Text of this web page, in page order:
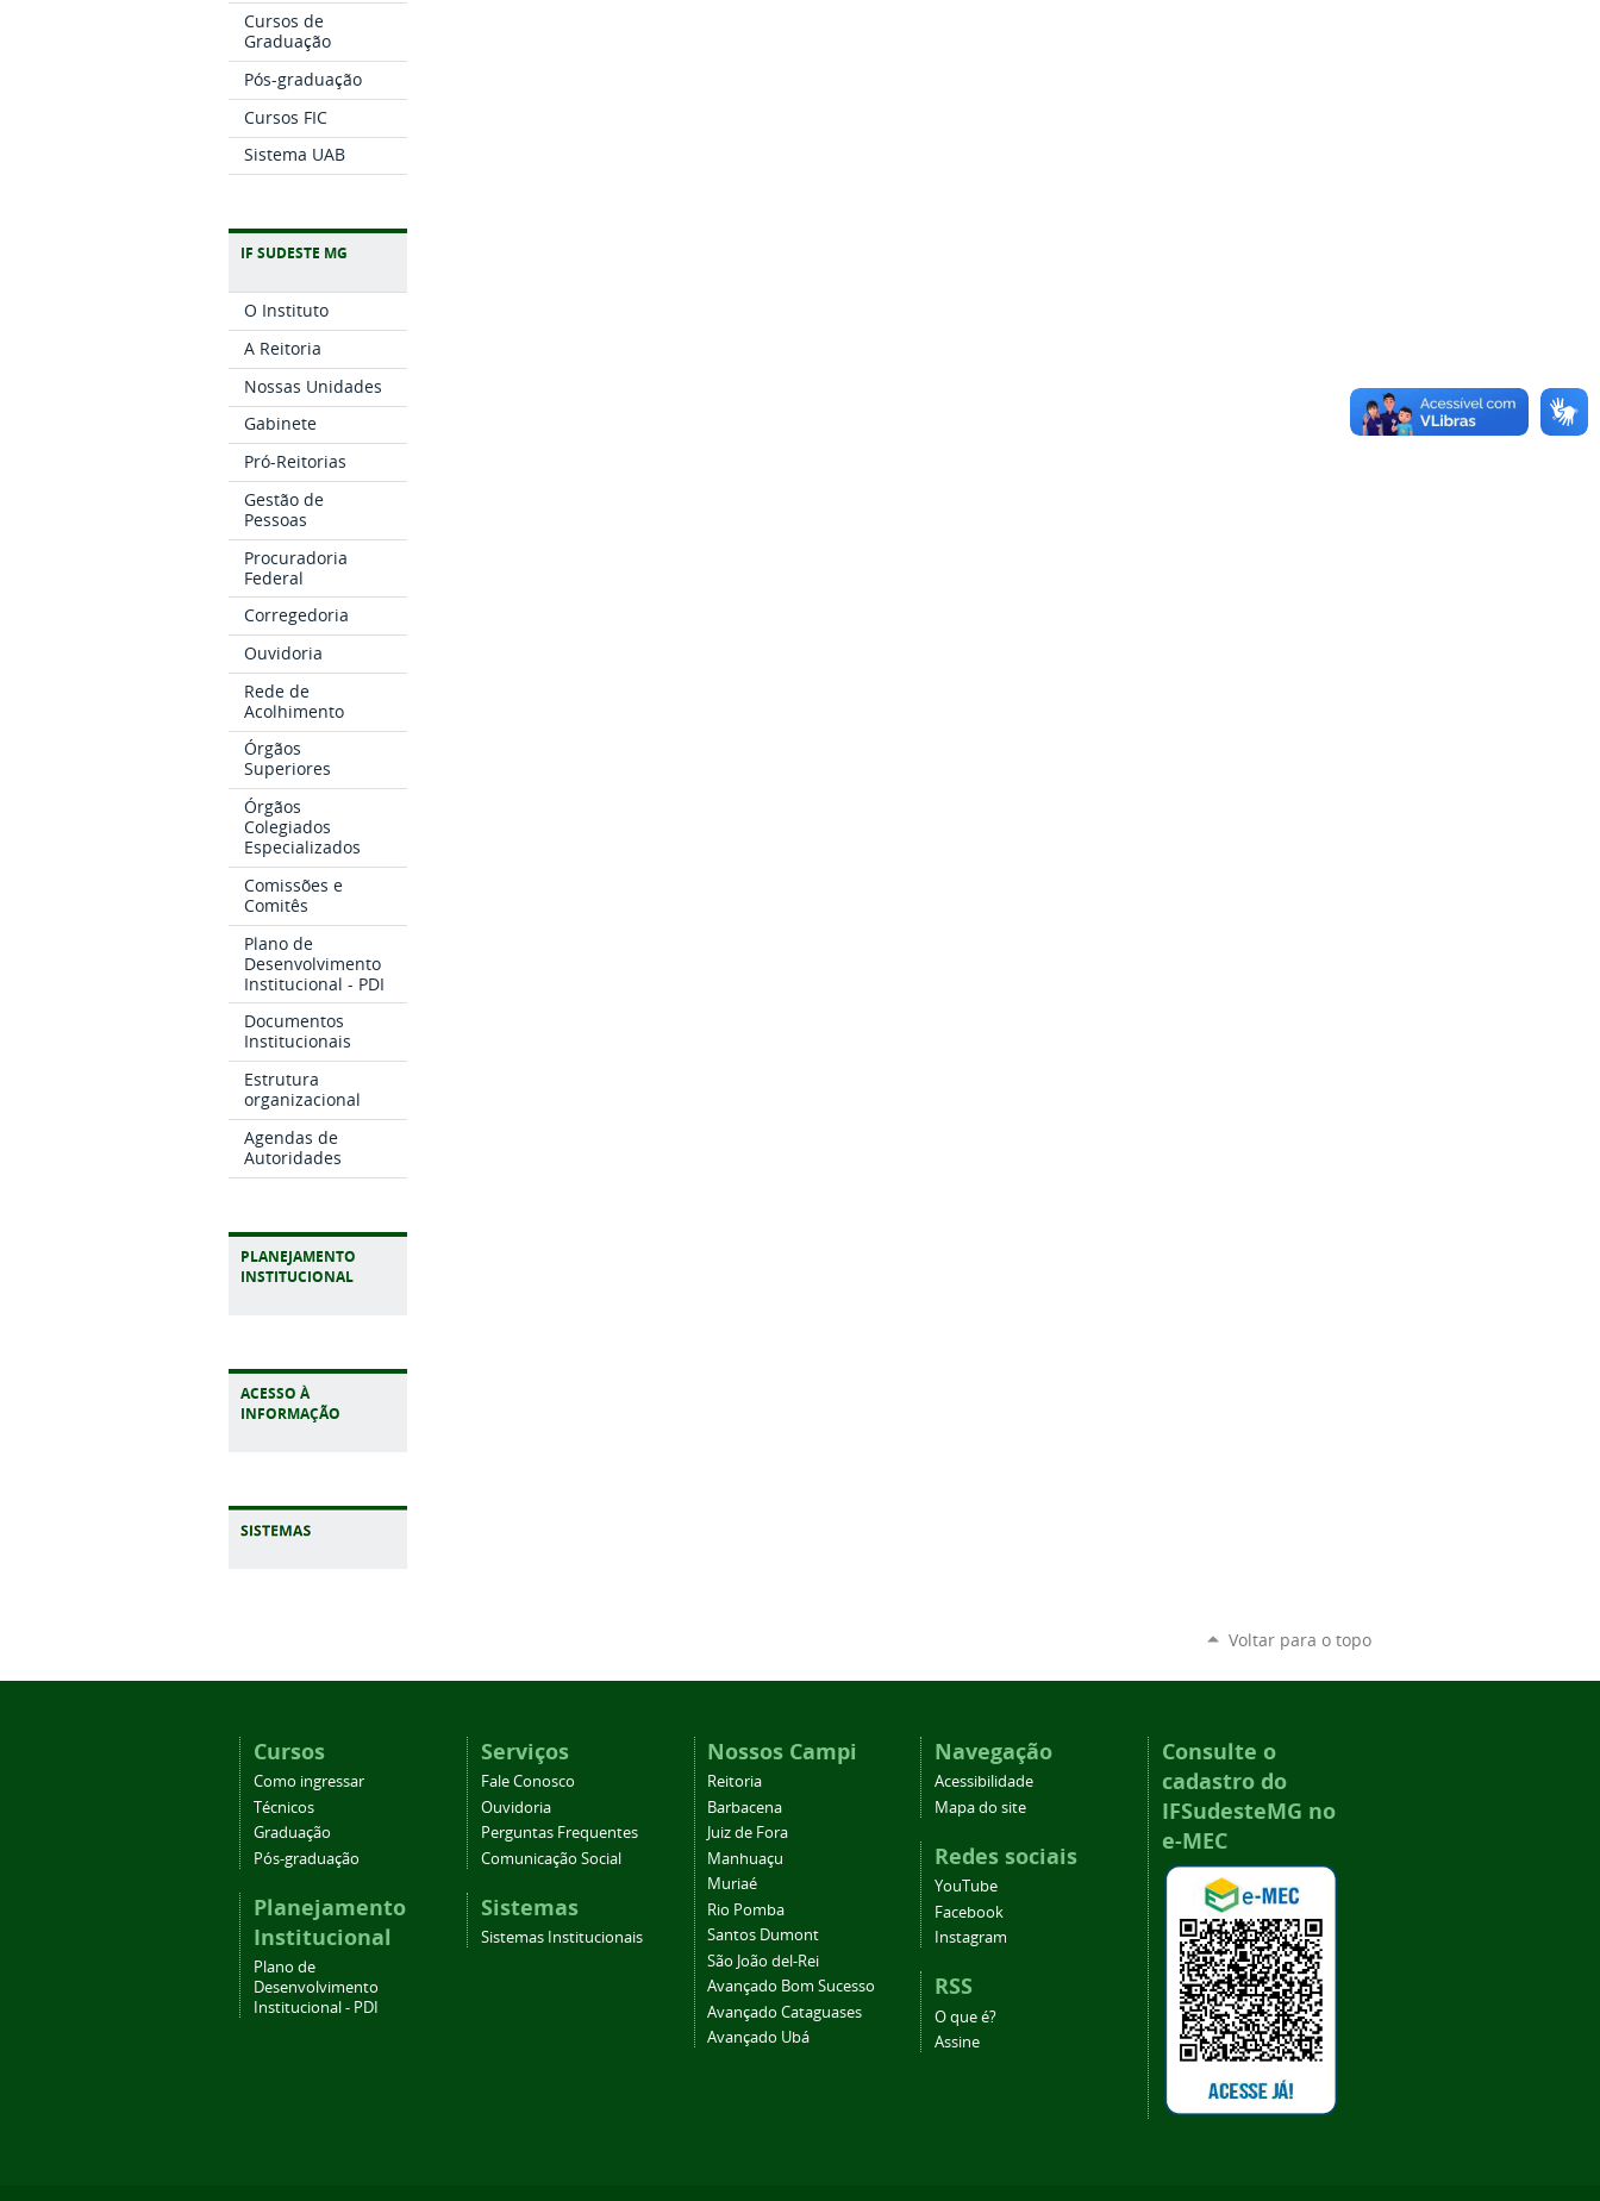
Cursos de
Graduação
Pós-graduação
Cursos FIC
Sistema UAB
IF SUDESTE MG
O Instituto
A Reitoria
Nossas Unidades
Gabinete
Pró-Reitorias
Gestão de
Pessoas
Procuradoria
Federal
Corregedoria
Ouvidoria
Rede de
Acolhimento
Órgãos
Superiores
Órgãos
Colegiados
Especializados
Comissões e
Comitês
Plano de
Desenvolvimento
Institucional - PDI
Documentos
Institucionais
Estrutura
organizacional
Agendas de
Autoridades
PLANEJAMENTO
INSTITUCIONAL
ACESSO À
INFORMAÇÃO
Voltar para o topo
Cursos
Como ingressar
Técnicos
Graduação
Pós-graduação
Planejamento
Institucional
Plano de
Desenvolvimento
Institucional - PDI
Serviços
Fale Conosco
Ouvidoria
Perguntas Frequentes
Comunicação Social
Sistemas
Sistemas Institucionais
Nossos Campi
Reitoria
Barbacena
Juiz de Fora
Manhuaçu
Muriaé
Rio Pomba
Santos Dumont
São João del-Rei
Avançado Bom Sucesso
Avançado Cataguases
Avançado Ubá
Navegação
Acessibilidade
Mapa do site
Redes sociais
YouTube
Facebook
Instagram
RSS
O que é?
Assine
Consulte o
cadastro do
IFSudesteMG no
e-MEC